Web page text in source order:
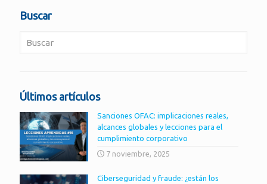
Buscar
Últimos artículos
Sanciones OFAC: implicaciones reales,
alcances globales y lecciones para el
cumplimiento corporativo
7 noviembre, 2025
Ciberseguridad y fraude: ¿están los